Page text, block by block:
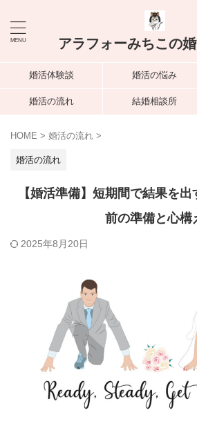
アラフォーみちこの
婚活体験談 婚活の悩み
婚活の流れ 結婚相談所
HOME > 婚活の流れ >
婚活の流れ
【婚活準備】短期間で結果を
前の準備と心構
2025年8月20日